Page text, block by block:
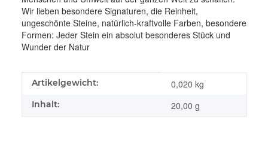
Wir lieben besondere Signaturen, die Reinheit,
ungeschönte Steine, natürlich-kraftvolle Farben, besondere
Formen: Jeder Stein ein absolut besonderes Stück und
Wunder der Natur
Produkteigenschaft
Wert
Artikelgewicht: 0,020 kg
Inhalt: 20,00 g